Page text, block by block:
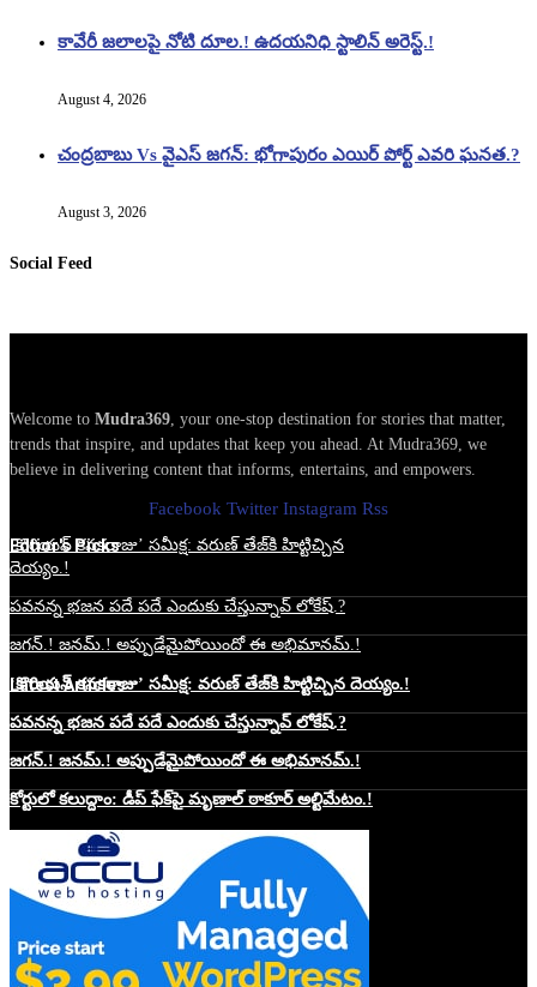
కావేరీ జలాలపై నోటి దూల.! ఉదయనిధి స్టాలిన్ అరెస్ట్.!
August 4, 2026
చంద్రబాబు Vs వైఎస్ జగన్: భోగాపురం ఎయిర్ పోర్ట్ ఎవరి ఘనత.?
August 3, 2026
Social Feed
Welcome to Mudra369, your one-stop destination for stories that matter,
trends that inspire, and updates that keep you ahead. At Mudra369, we
believe in delivering content that informs, entertains, and empowers.
Facebook Twitter Instagram Rss
Edtior's Picks
‘కొరియన్ కనకరాజు’ సమీక్ష: వరుణ్ తేజ్‌కి హిట్టిచ్చిన
దెయ్యం.!
పవనన్న భజన పదే పదే ఎందుకు చేస్తున్నావ్ లోకేష్.?
జగన్.! జనమ్.! అప్పుడేమైపోయిందో ఈ అభిమానమ్.!
Latest Articles
‘కొరియన్ కనకరాజు’ సమీక్ష: వరుణ్ తేజ్‌కి హిట్టిచ్చిన దెయ్యం.!
పవనన్న భజన పదే పదే ఎందుకు చేస్తున్నావ్ లోకేష్.?
జగన్.! జనమ్.! అప్పుడేమైపోయిందో ఈ అభిమానమ్.!
కోర్టులో కలుద్దాం: డీప్ ఫేక్‌పై మృణాల్ ఠాకూర్ అల్టిమేటం.!
Website Hosting Sponser